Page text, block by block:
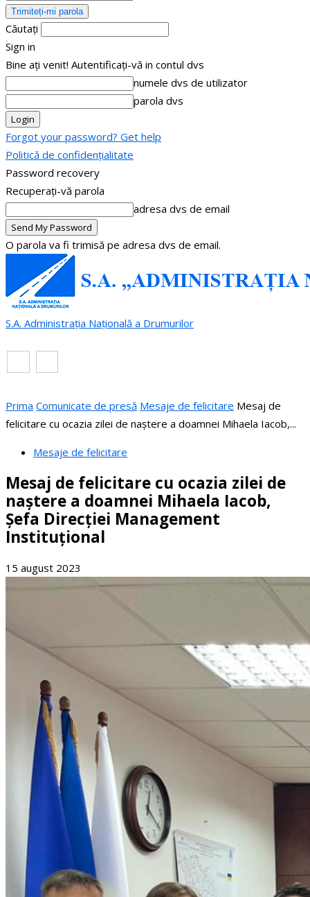
Căutați
Sign in
Bine ați venit! Autentificați-vă in contul dvs
numele dvs de utilizator
parola dvs
Forgot your password? Get help
Politică de confidențialitate
Password recovery
Recuperați-vă parola
adresa dvs de email
O parola va fi trimisă pe adresa dvs de email.
S.A. Administrația Națională a Drumurilor
Prima Comunicate de presă Mesaje de felicitare Mesaj de
felicitare cu ocazia zilei de naștere a doamnei Mihaela Iacob,...
Mesaje de felicitare
Mesaj de felicitare cu ocazia zilei de
naștere a doamnei Mihaela Iacob,
Șefa Direcției Management
Instituţional
15 august 2023